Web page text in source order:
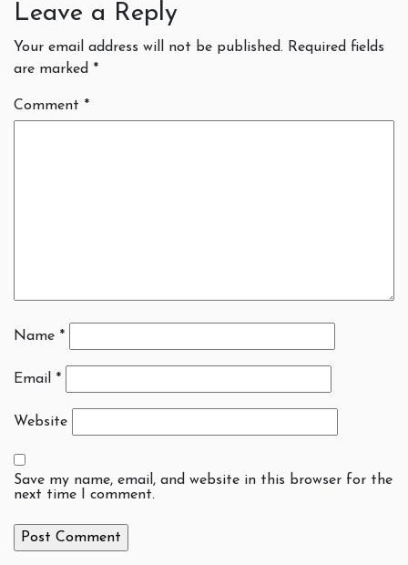
Leave a Reply
Your email address will not be published. Required fields
are marked *
Comment *
Name *
Email *
Website
Save my name, email, and website in this browser for the
next time I comment.